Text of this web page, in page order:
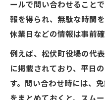
ールで問い合わせること
報を得られ、無駄な時間
休業日などの情報は事前確
例えば、松伏町役場の代
に掲載されており、平日
す。問い合わせ時には、